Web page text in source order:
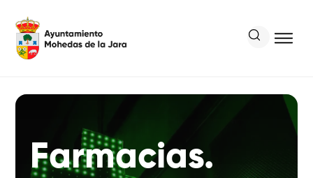
Farmacias.